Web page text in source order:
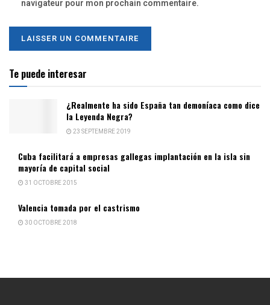
navigateur pour mon prochain commentaire.
Te puede interesar
¿Realmente ha sido España tan demoníaca como dice
la Leyenda Negra?
23 SEPTEMBRE 2019
Cuba facilitará a empresas gallegas implantación en la isla sin
mayoría de capital social
31 OCTOBRE 2015
Valencia tomada por el castrismo
30 OCTOBRE 2018